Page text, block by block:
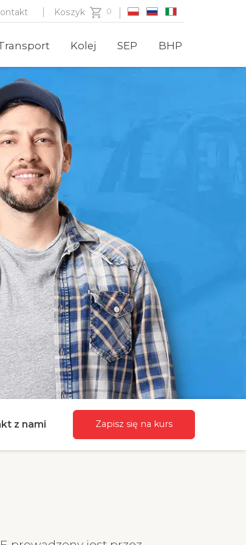
Koszyk
Kolej SEP BHP
z nami Zapisz się na kurs